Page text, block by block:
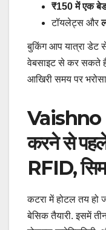
₹150 में एक
टॉयलेट्स और
बुकिंग आप यात्रा डेट
वेबसाइट से कर सकते
आखिरी समय पर
Vaishno
करने से पहले
RFID,
कटरा में होटल तय हो
बेसिक तैयारी. इसमें